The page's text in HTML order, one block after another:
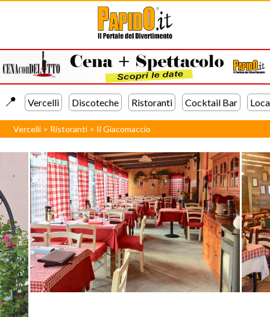
📍️ Vercelli Discoteche Ristoranti Cocktail Bar
Vercelli > Ristoranti > Il Giacomaccio